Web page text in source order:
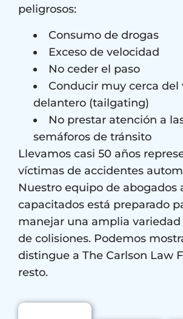
peligrosos:
Consumo de drogas
Exceso de velocidad
No ceder el paso
Conducir muy cerca del
delantero (tailgating)
No prestar atención a
semáforos de tránsito
Llevamos casi 50 años
víctimas de accidentes
Nuestro equipo de abogados
capacitados está preparado
manejar una amplia variedad
de colisiones. Podemos
distingue a The Carlson Law
resto.